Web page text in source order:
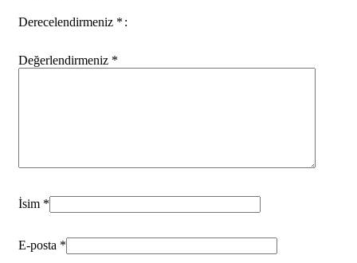
Derecelendirmeniz *
Değerlendirmeniz *
İsim *
E-posta *